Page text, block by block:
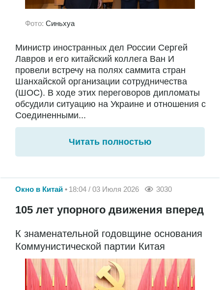
Фото: Синьхуа
Министр иностранных дел России Сергей
Лавров и его китайский коллега Ван И
провели встречу на полях саммита стран
Шанхайской организации сотрудничества
(ШОС). В ходе этих переговоров дипломаты
обсудили ситуацию на Украине и отношения с
Соединенными...
Читать полностью
Окно в Китай 18:04 / 03 Июля 2026 3030
105 лет упорного движения вперед
К знаменательной годовщине основания
Коммунистической партии Китая